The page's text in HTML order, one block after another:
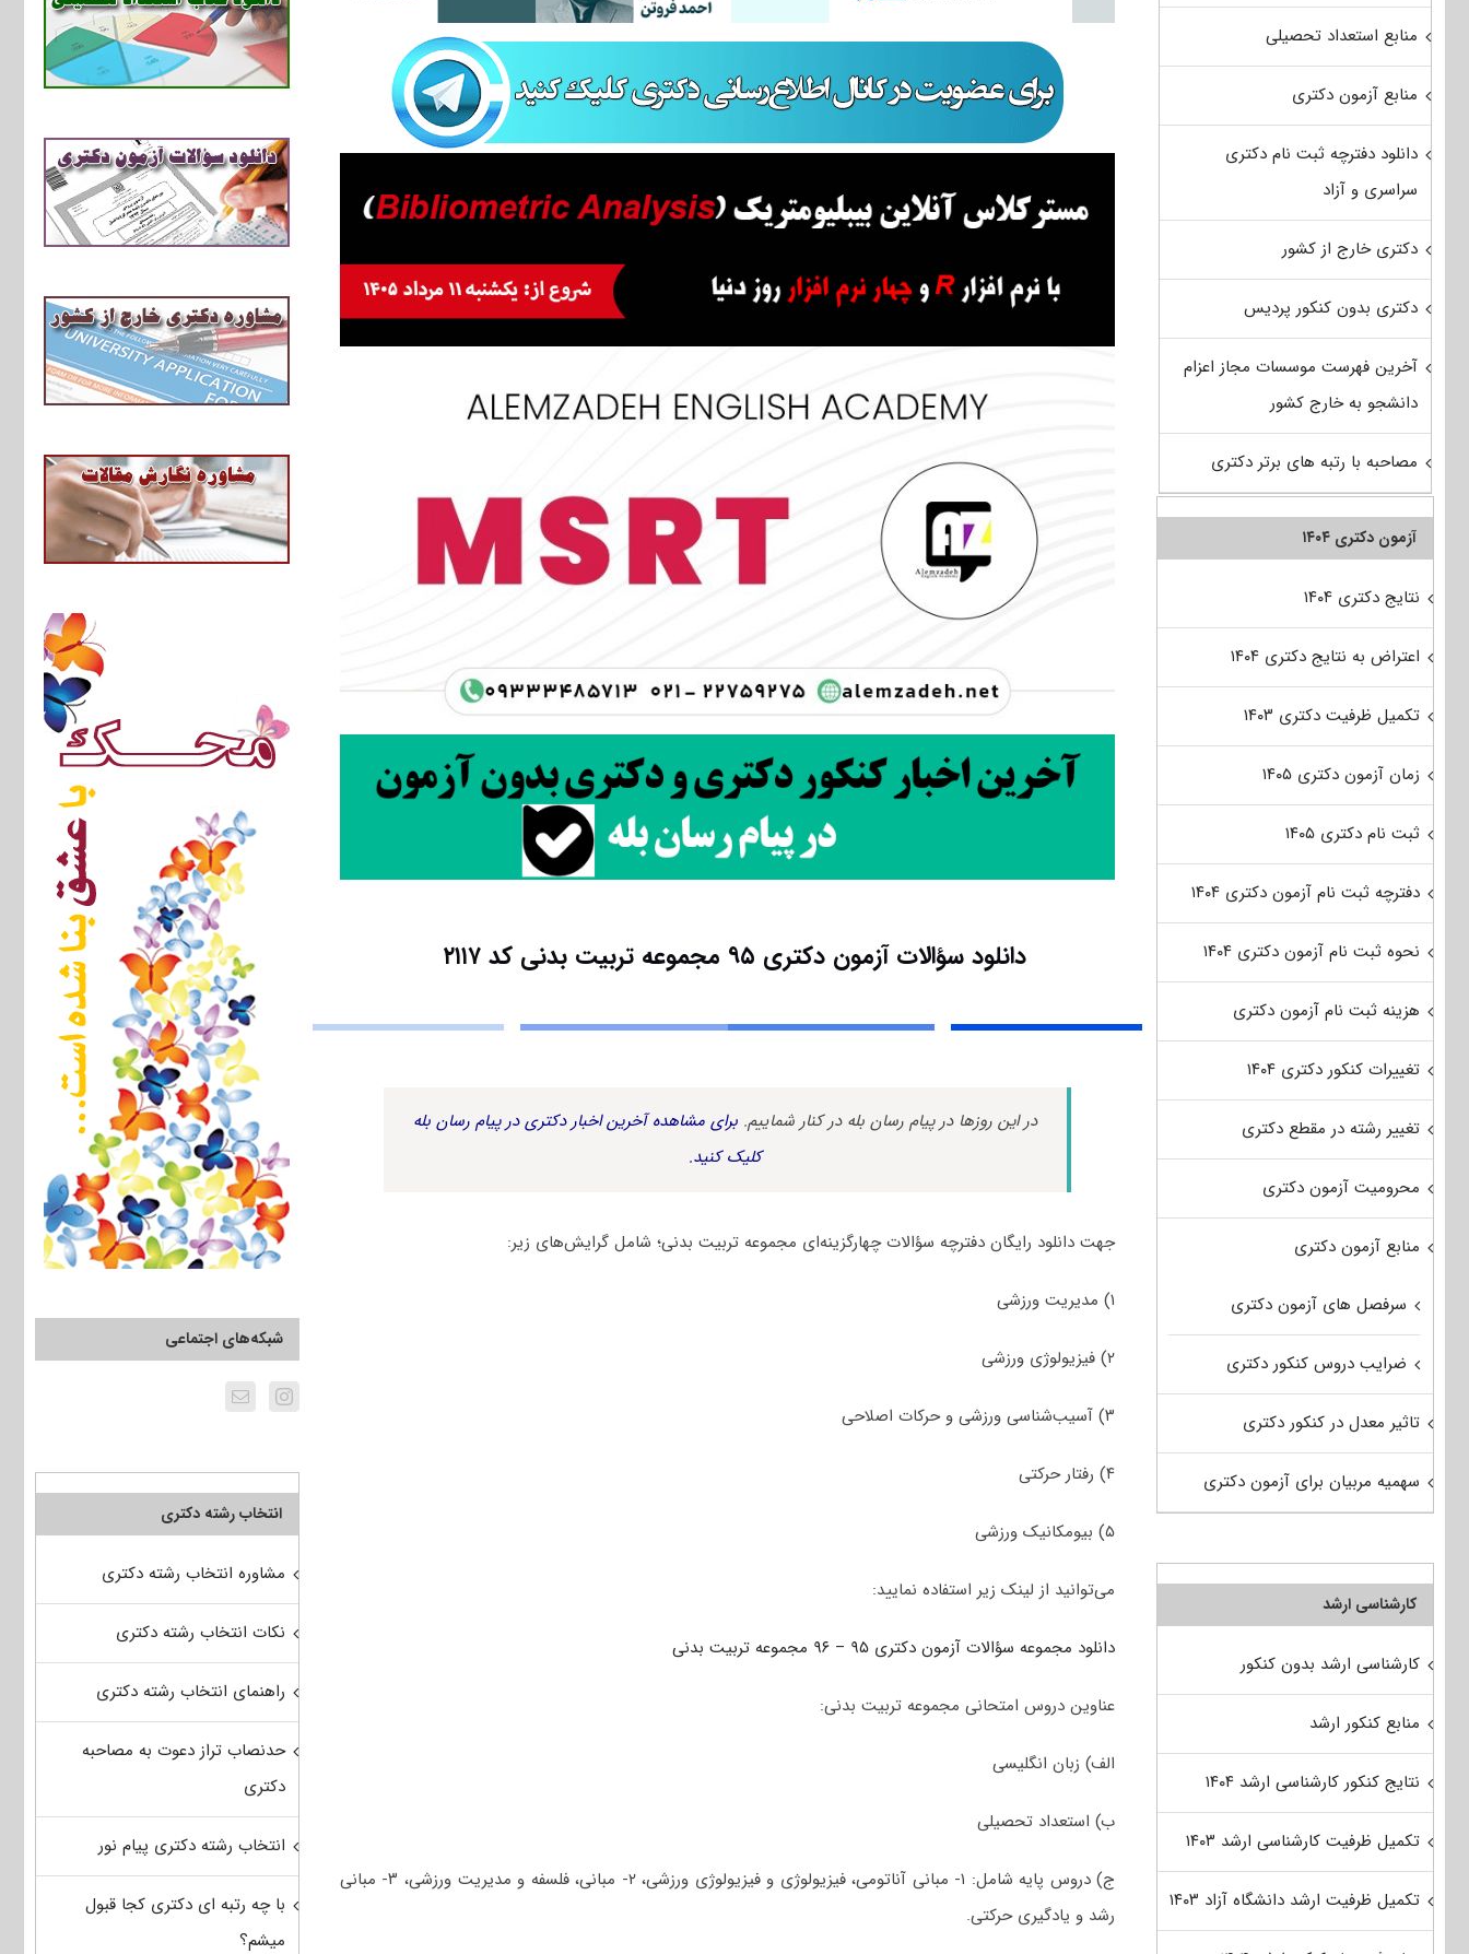
دانلود سؤالات آزمون دکتری ۹۵ مجموعه تربیت بدنی کد ۲۱۱۷
در این روزها در پیام رسان بله در کنار شماییم. برای مشاهده آخرین اخبار دکتری در پیام رسان بله
کلیک کنید.
جهت دانلود رایگان دفترچه سؤالات چهارگزینه‌ای مجموعه تربیت بدنی؛ شامل گرایش‌های زیر:
۱) مدیریت ورزشی
۲) فیزیولوژی ورزشی
۳) آسیب‌شناسی ورزشی و حرکات اصلاحی
۴) رفتار حرکتی
۵) بیومکانیک ورزشی
می‌توانید از لینک زیر استفاده نمایید:
دانلود مجموعه سؤالات آزمون دکتری ۹۵ – ۹۶ مجموعه تربیت بدنی
عناوین دروس امتحانی مجموعه تربیت بدنی:
الف) زبان انگلیسی
ب) استعداد تحصیلی
ج) دروس پایه شامل: ۱- مبانی آناتومی، فیزیولوژی و فیزیولوژی ورزشی، ۲- مبانی، فلسفه و مدیریت ورزشی، ۳- مبانی
رشد و یادگیری حرکتی.
شبکه‌های اجتماعی
انتخاب رشته دکتری
مشاوره انتخاب رشته دکتری
نکات انتخاب رشته دکتری
راهنمای انتخاب رشته دکتری
حدنصاب تراز دعوت به مصاحبه
دکتری
انتخاب رشته دکتری پیام نور
با چه رتبه ای دکتری کجا قبول
میشم؟
منابع استعداد تحصیلی
منابع آزمون دکتری
دانلود دفترچه ثبت نام دکتری
سراسری و آزاد
دکتری خارج از کشور
دکتری بدون کنکور پردیس
آخرین فهرست موسسات مجاز اعزام
دانشجو به خارج کشور
مصاحبه با رتبه های برتر دکتری
آزمون دکتری ۱۴۰۴
نتایج دکتری ۱۴۰۴
اعتراض به نتایج دکتری ۱۴۰۴
تکمیل ظرفیت دکتری ۱۴۰۳
زمان آزمون دکتری ۱۴۰۵
ثبت نام دکتری ۱۴۰۵
دفترچه ثبت نام آزمون دکتری ۱۴۰۴
نحوه ثبت نام آزمون دکتری ۱۴۰۴
هزینه ثبت نام آزمون دکتری
تغییرات کنکور دکتری ۱۴۰۴
تغییر رشته در مقطع دکتری
محرومیت آزمون دکتری
منابع آزمون دکتری
سرفصل های آزمون دکتری
ضرایب دروس کنکور دکتری
تاثیر معدل در کنکور دکتری
سهمیه مربیان برای آزمون دکتری
کارشناسی ارشد
کارشناسی ارشد بدون کنکور
منابع کنکور ارشد
نتایج کنکور کارشناسی ارشد ۱۴۰۴
تکمیل ظرفیت کارشناسی ارشد ۱۴۰۳
تکمیل ظرفیت ارشد دانشگاه آزاد ۱۴۰۳